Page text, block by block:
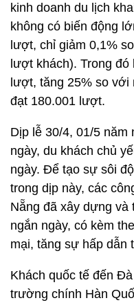
kinh doanh du lịch
không có biến động
lượt, chỉ giảm 0,1%
lượt khách). Trong
lượt, tăng 25% so
đạt 180.001 lượt.
Dịp lễ 30/4, 01/5
ngày, du khách chủ
ngày. Để tạo sự sôi
trong dịp này, các
Nẵng đã xây dựng và
ngắn ngày, có kèm
mại, tăng sự hấp dẫn
Khách quốc tế đến
trường chính Hàn